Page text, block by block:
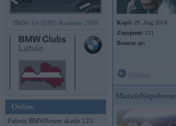
BMW Z4 (E89) Roadster 2009
Online
Pašreiz BMWPower skatās 123
Kopš: 29. Aug 2014
Ziņojumi: 111
Braucu ar:
MazaisNapoleons